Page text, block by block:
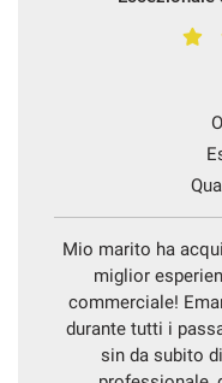
Mio marito ha
miglior
commerciale!
durante tutti i
sin da subito